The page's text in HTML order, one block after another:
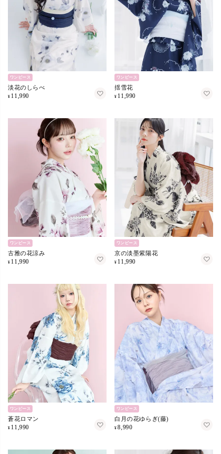
ワンピース
淡花のしらべ
¥ 11,990
ワンピース
揺雪花
¥ 11,990
ワンピース
古雅の花涼み
¥ 11,990
ワンピース
京の淡墨紫陽花
¥ 11,990
ワンピース
蒼花ロマン
¥ 11,990
ワンピース
白月の花ゆらぎ(藤)
¥ 8,990